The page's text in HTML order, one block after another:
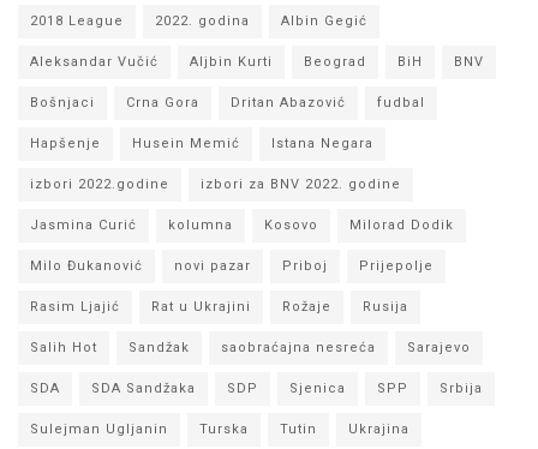
2018 League 2022. godina Albin Gegić
Aleksandar Vučić Aljbin Kurti Beograd BiH BNV
Bošnjaci Crna Gora Dritan Abazović fudbal
Hapšenje Husein Memić Istana Negara
izbori 2022.godine izbori za BNV 2022. godine
Jasmina Curić kolumna Kosovo Milorad Dodik
Milo Đukanović novi pazar Priboj Prijepolje
Rasim Ljajić Rat u Ukrajini Rožaje Rusija
Salih Hot Sandžak saobraćajna nesreća Sarajevo
SDA SDA Sandžaka SDP Sjenica SPP Srbija
Sulejman Ugljanin Turska Tutin Ukrajina